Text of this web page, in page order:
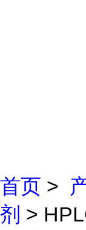
首页 >
剂 >